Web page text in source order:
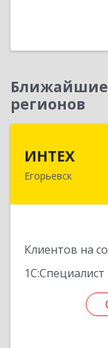
Ближайшие
регионов
ИНТЕХ
Егорьевск
Клиентов на
1С:Специалист
140300,